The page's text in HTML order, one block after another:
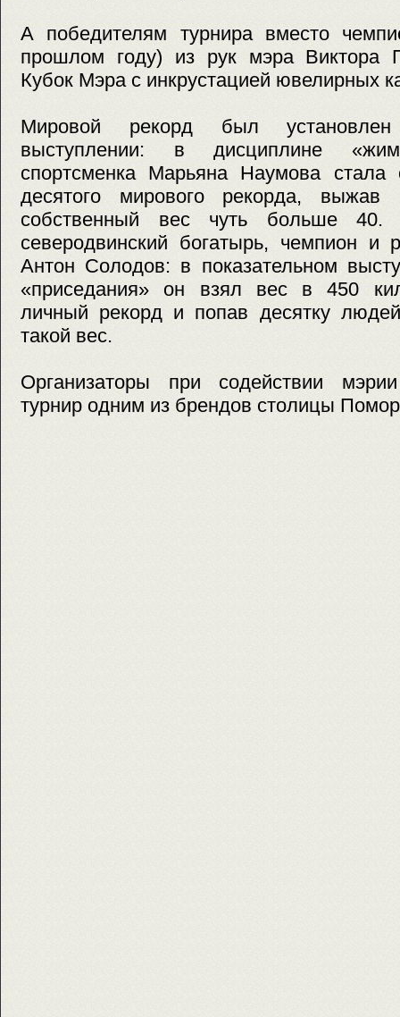
А победителям турнира вместо
прошлом году) из рук мэра Виктора
Кубок Мэра с инкрустацией ювелирных
Мировой рекорд был установлен
выступлении: в дисциплине
спортсменка Марьяна Наумова стала
десятого мирового рекорда,
собственный вес чуть больше 40.
северодвинский богатырь, чемпион
Антон Солодов: в показательном
«приседания» он взял вес в 450
личный рекорд и попав десятку
такой вес.
Организаторы при содействии
турнир одним из брендов столицы